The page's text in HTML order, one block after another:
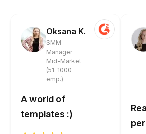
Oksana K.
SMM
Manager
Mid-Market
(51-1000
emp.)
A world of
templates :)